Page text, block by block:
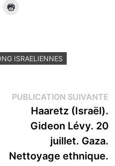
ISRAELIENNES
PUBLICATION SUIVANTE
Haaretz (Israël).
Gideon Lévy. 20
juillet. Gaza.
Nettoyage ethnique.